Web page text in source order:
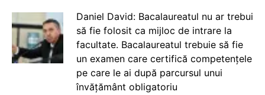
Daniel David: Bacalaureatul nu ar trebui
să fie folosit ca mijloc de intrare la
facultate. Bacalaureatul trebuie să fie
un examen care certifică competențele
pe care le ai după parcursul unui
învățământ obligatoriu